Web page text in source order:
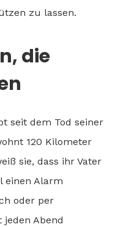
zu lassen.
die
seit dem Tod seiner
120 Kilometer
sie, dass ihr Vater
einen Alarm
oder per
Abend